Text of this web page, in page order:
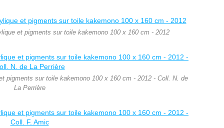
et pigments sur toile kakemono 100 x 160 cm - 2012
pigments sur toile kakemono 100 x 160 cm - 2012 - Coll. N. de
La Perrière